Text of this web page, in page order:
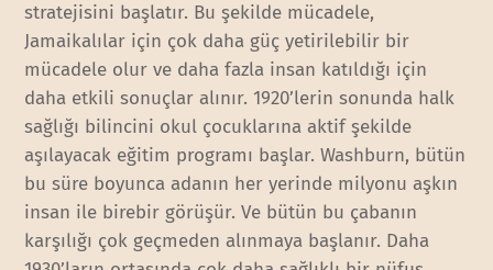
stratejisini başlatır. Bu şekilde mücadele,
Jamaikalılar için çok daha güç yetirilebilir bir
mücadele olur ve daha fazla insan katıldığı için
daha etkili sonuçlar alınır. 1920’lerin sonunda halk
sağlığı bilincini okul çocuklarına aktif şekilde
aşılayacak eğitim programı başlar. Washburn, bütün
bu süre boyunca adanın her yerinde milyonu aşkın
insan ile birebir görüşür. Ve bütün bu çabanın
karşılığı çok geçmeden alınmaya başlanır. Daha